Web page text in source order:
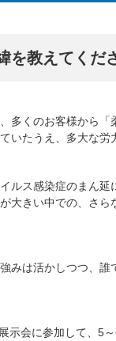
を教えてくだ
多くのお客様から
いたうえ、多大な労
ルス感染症のまん
大きい中での、さ
みは活かしつつ、
示会に参加して、5